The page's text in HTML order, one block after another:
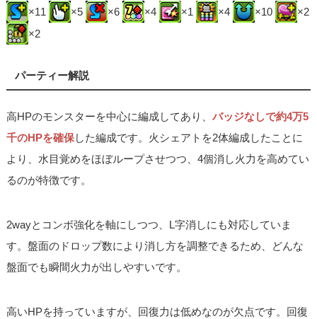
×11 ×5 ×6 ×4 ×1 ×4 ×10
×2
×2
パーティー解説
高HPのモンスターを中心に編成してあり、バッジなしで約4万5
千のHPを確保した編成です。火シェアトを2体編成したことに
より、水目覚めをほぼループさせつつ、4個消し火力を高めてい
るのが特徴です。
2wayとコンボ強化を軸にしつつ、L字消しにも対応していま
す。盤面のドロップ数により消し方を調整できるため、どんな
盤面でも瞬間火力が出しやすいです。
高いHPを持っていますが、回復力は低めなのが欠点です。回復